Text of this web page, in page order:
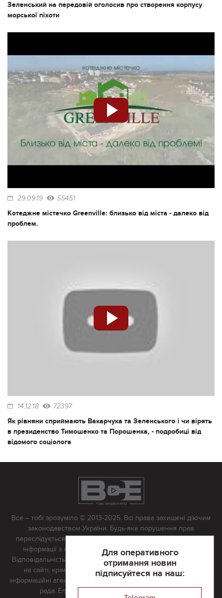
Зеленський на передовій оголосив про створення корпусу
морської піхоти
29.09.19 55451
Котеджне містечко Greenville: близько від міста - далеко від
проблем.
14.12.18 72397
Як рівняни сприймають Вакарчука та Зеленського і чи вірять
в президенство Тимошенко та Порошенка, - подробиці від
відомого соціолога
Для оперативного
отримання новин
підписуйтеся на наш:
Все – тобі зрозуміло © 2013-2025. Всі права захищені діючим
законодавством України. Будь-яке порушення прав
переслідується в судовому порядку. Будь-яке відтворення
інформації з сайту тільки з письмово дозволу редакції.
Відповідальність за достовірність усіх матеріалів, розміщених
на сайті, крім матеріалів, які містять посилання на інші
інформаційні агентства або інтернет-видання, несе редакційна
рада. Електронна пошта: